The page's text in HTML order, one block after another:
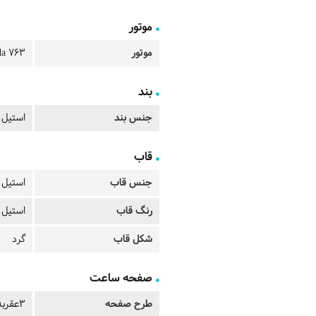
موتور
موتور 763
بند
جنس بند استیل
قاب
جنس قاب
استیل
رنگ قاب
استیل
شکل قاب
گرد
صفحه ساعت
طرح صفحه 3عقربه